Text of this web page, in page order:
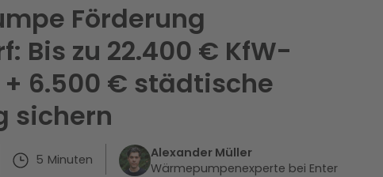
Förderung
Bis zu 22.400 € KfW-
+ 6.500 € städtische
sichern
5 Minuten
Alexander Müller
Wärmepumpenexperte bei Enter